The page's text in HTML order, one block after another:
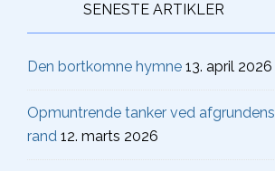
SENESTE ARTIKLER
Den bortkomne hymne 13. april 2026
Opmuntrende tanker ved afgrundens
rand 12. marts 2026